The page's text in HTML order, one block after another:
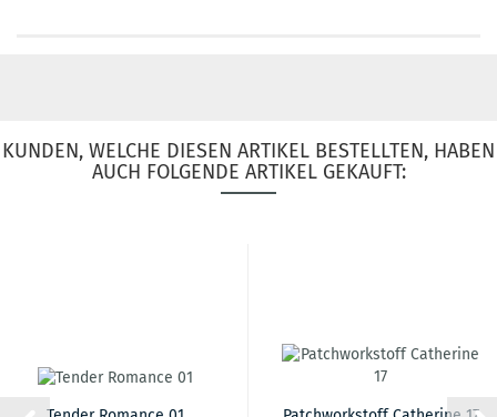
KUNDEN, WELCHE DIESEN ARTIKEL BESTELLTEN, HABEN
AUCH FOLGENDE ARTIKEL GEKAUFT: